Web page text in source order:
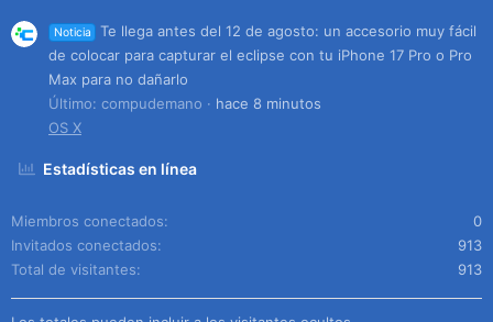
Noticia
Te llega antes del 12 de agosto: un accesorio muy fácil
de colocar para capturar el eclipse con tu iPhone 17 Pro o Pro
Max para no dañarlo
Último: compudemano
hace 8 minutos
OS X
Estadísticas en línea
Miembros conectados
0
Invitados conectados
913
Total de visitantes
913